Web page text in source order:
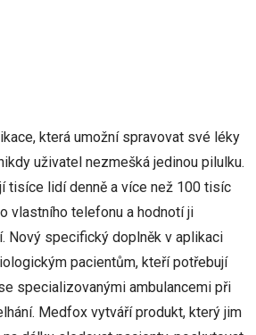
která umožní spravovat své léky
uživatel nezmešká jedinou pilulku.
tisíce lidí denně a více než 100 tisíc
vlastního telefonu a hodnotí ji
Nový specifický doplněk v aplikaci
pacientům, kteří potřebují
specializovanými ambulancemi při
Medfox vytváří produkt, který jim